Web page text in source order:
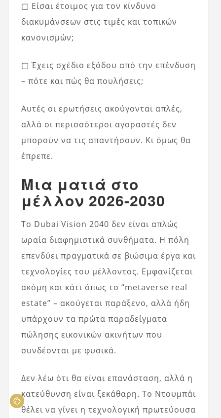
▢ Είσαι έτοιμος για τον κίνδυνο
διακυμάνσεων στις τιμές και τοπικών
κανονισμών;
▢ Έχεις σχέδιο εξόδου από την επένδυση
– πότε και πώς θα πουλήσεις;
Αυτές οι ερωτήσεις ακούγονται απλές,
αλλά οι περισσότεροι αγοραστές δεν
μπορούν να τις απαντήσουν. Κι όμως θα
έπρεπε.
Μια ματιά στο
μέλλον 2026-2030
Το Dubai Vision 2040 δεν είναι απλώς
ωραία διαφημιστικά συνθήματα. Η πόλη
επενδύει πραγματικά σε βιώσιμα έργα και
τεχνολογίες του μέλλοντος. Εμφανίζεται
ακόμη και κάτι όπως το “metaverse real
estate” – ακούγεται παράξενο, αλλά ήδη
υπάρχουν τα πρώτα παραδείγματα
πώλησης εικονικών ακινήτων που
συνδέονται με φυσικά.
Δεν λέω ότι θα είναι επανάσταση, αλλά η
κατεύθυνση είναι ξεκάθαρη. Το Ντουμπάι
θέλει να γίνει η τεχνολογική πρωτεύουσα